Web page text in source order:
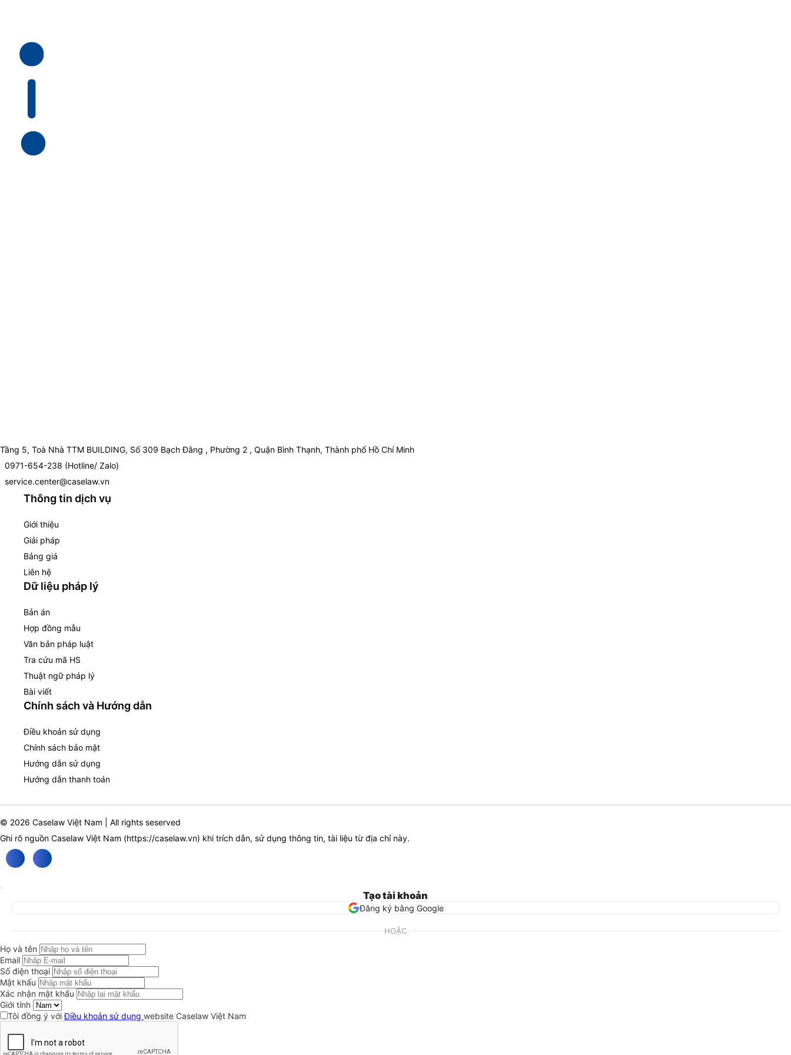
Tầng 5, Toà Nhà TTM BUILDING, Số 309 Bạch Đằng , Phường 2 , Quận Bình Thạnh, Thành phố Hồ Chí Minh
0971-654-238 (Hotline/ Zalo)
service.center@caselaw.vn
Thông tin dịch vụ
Giới thiệu
Giải pháp
Bảng giá
Liên hệ
Dữ liệu pháp lý
Bản án
Hợp đồng mẫu
Văn bản pháp luật
Tra cứu mã HS
Thuật ngữ pháp lý
Bài viết
Chính sách và Hướng dẫn
Điều khoản sử dụng
Chính sách bảo mật
Hướng dẫn sử dụng
Hướng dẫn thanh toán
© 2026 Caselaw Việt Nam | All rights seserved
Ghi rõ nguồn Caselaw Việt Nam (https://caselaw.vn) khi trích dẫn, sử dụng thông tin, tài liệu từ địa chỉ này.
Tạo tài khoản
Đăng ký bằng Google
HOẶC
Họ và tên
Email
Số điện thoại
Mật khẩu
Xác nhận mật khẩu
Giới tính
Tôi đồng ý vớiĐiều khoản sử dụng website Caselaw Việt Nam